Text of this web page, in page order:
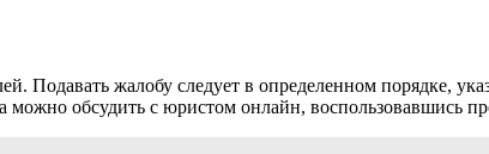
Подавать жалобу следует в определенном порядке,
можно обсудить с юристом онлайн, воспользовавшись